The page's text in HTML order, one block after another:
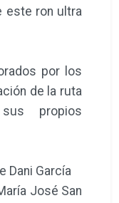
este ron ultra
por los
de la ruta
propios
Dani García
José San